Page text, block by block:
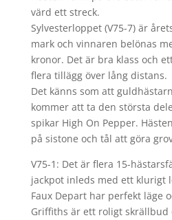
värd ett streck.
Sylvesterloppet (V75-7) är
mark och vinnaren belönas
kronor. Det är bra klass och
flera tillägg över lång distans.
Det känns som att
kommer att ta den största
spikar High On Pepper.
på sistone och tål att göra
V75-1: Det är flera 15-
jackpot inleds med ett klurigt
Faux Depart har perfekt läge
Griffiths är ett roligt skrällbud